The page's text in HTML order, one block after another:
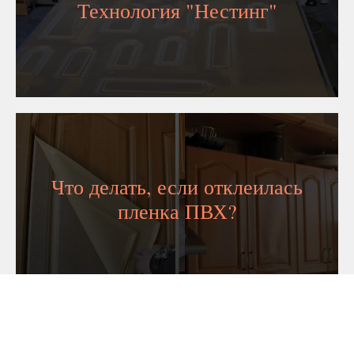
Технология "Нестинг"
Что делать, если отклеилась
пленка ПВХ?